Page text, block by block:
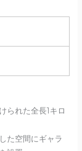
られた全長1キロ
た空間にギャラ